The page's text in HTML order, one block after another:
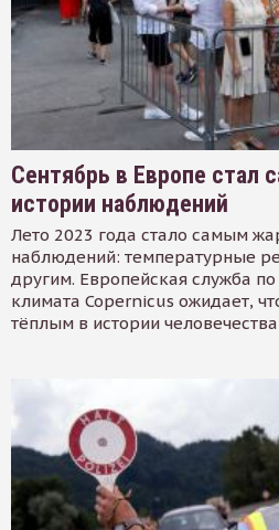
Сентябрь в Европе стал
истории наблюдений
Лето 2023 года стало самым
наблюдений: температурные
другим. Европейская служба
климата Copernicus ожидает,
тёплым в истории человечества